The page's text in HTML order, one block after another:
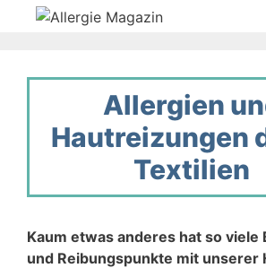
Allergien
Hautreizungen
Textilien
Kaum etwas anderes hat so
und Reibungspunkte mit unserer